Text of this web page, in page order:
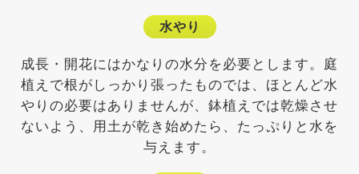
水やり
成長・開花にはかなりの水分を必要とします。庭
植えで根がしっかり張ったものでは、ほとんど水
やりの必要はありませんが、鉢植えでは乾燥させ
ないよう、用土が乾き始めたら、たっぷりと水を
与えます。